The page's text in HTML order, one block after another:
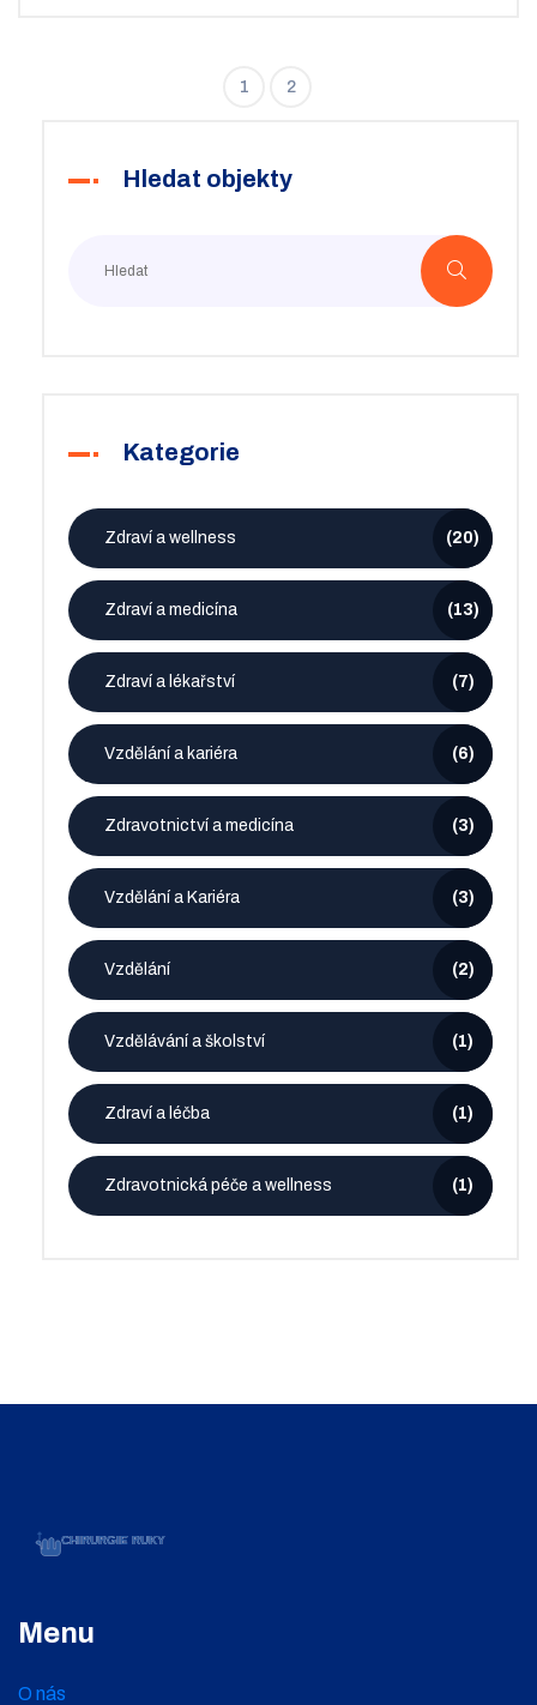
1 2
Hledat objekty
Kategorie
Zdraví a wellness (20)
Zdraví a medicína (13)
Zdraví a lékařství (7)
Vzdělání a kariéra (6)
Zdravotnictví a medicína (3)
Vzdělání a Kariéra (3)
Vzdělání (2)
Vzdělávání a školství (1)
Zdraví a léčba (1)
Zdravotnická péče a wellness (1)
Menu
O nás